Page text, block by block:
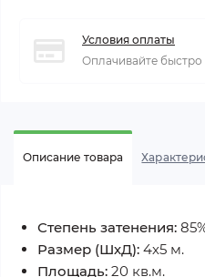
Условия оплаты
Оплачивайте
Описание товара
Степень затенения:
Размер (ШхД): 4х5 м.
Площадь: 20 кв.м.